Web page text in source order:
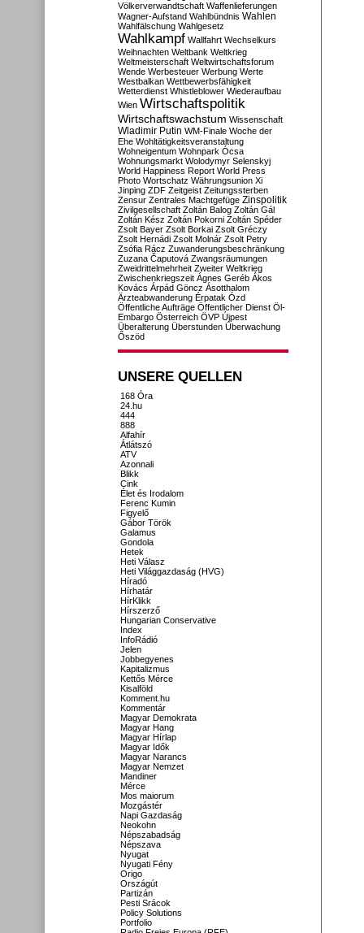
Völkerverwandtschaft Waffenlieferungen
Wagner-Aufstand Wahlbündnis Wahlen
Wahlfälschung Wahlgesetz
Wahlkampf Wallfahrt Wechselkurs
Weihnachten Weltbank Weltkrieg
Weltmeisterschaft Weltwirtschaftsforum
Wende Werbesteuer Werbung Werte
Westbalkan Wettbewerbsfähigkeit
Wetterdienst Whistleblower Wiederaufbau
Wien Wirtschaftspolitik
Wirtschaftswachstum Wissenschaft
Wladimir Putin WM-Finale Woche der
Ehe Wohltätigkeitsveranstaltung
Wohneigentum Wohnpark Ócsa
Wohnungsmarkt Wolodymyr Selenskyj
World Happiness Report World Press
Photo Wortschatz Währungsunion Xi
Jinping ZDF Zeitgeist Zeitungssterben
Zensur Zentrales Machtgefüge Zinspolitik
Zivilgesellschaft Zoltán Balog Zoltán Gál
Zoltán Kész Zoltán Pokorni Zoltán Spéder
Zsolt Bayer Zsolt Borkai Zsolt Gréczy
Zsolt Hernádi Zsolt Molnár Zsolt Petry
Zsófia Rácz Zuwanderungsbeschränkung
Zuzana Čaputová Zwangsräumungen
Zweidrittelmehrheit Zweiter Weltkrieg
Zwischenkriegszeit Ágnes Geréb Ákos
Kovács Árpád Göncz Ásotthalom
Ärzteabwanderung Érpatak Ózd
Öffentliche Aufträge Öffentlicher Dienst Öl-
Embargo Österreich ÖVP Újpest
Überalterung Überstunden Überwachung
Őszöd
UNSERE QUELLEN
168 Óra
24.hu
444
888
Alfahír
Átlátszó
ATV
Azonnali
Blikk
Cink
Élet és Irodalom
Ferenc Kumin
Figyelő
Gábor Török
Galamus
Gondola
Hetek
Heti Válasz
Heti Világgazdaság (HVG)
Híradó
Hírhatár
HírKlikk
Hírszerző
Hungarian Conservative
Index
InfoRádió
Jelen
Jobbegyenes
Kapitalizmus
Kettős Mérce
Kisalföld
Komment.hu
Kommentár
Magyar Demokrata
Magyar Hang
Magyar Hírlap
Magyar Idők
Magyar Narancs
Magyar Nemzet
Mandiner
Mérce
Mos maiorum
Mozgástér
Napi Gazdaság
Neokohn
Népszabadság
Népszava
Nyugat
Nyugati Fény
Origo
Országút
Partizán
Pesti Srácok
Policy Solutions
Portfolio